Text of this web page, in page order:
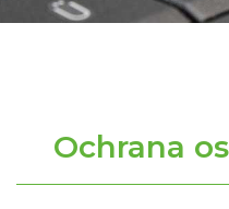
Ochrana